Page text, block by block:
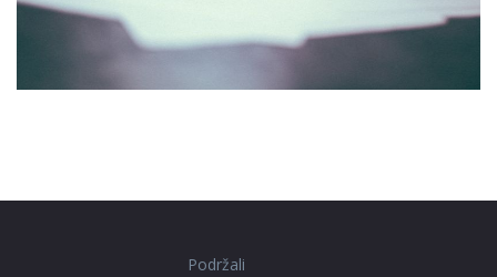
Podržali